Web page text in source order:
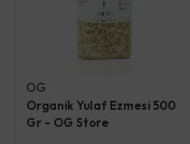
OG
Organik Yulaf Ezmesi 500
Gr - OG Store